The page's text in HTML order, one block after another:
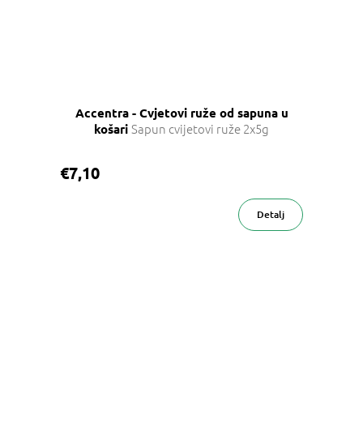
Accentra - Cvjetovi ruže od sapuna u
košari Sapun cvijetovi ruže 2x5g
€7,10
Detalj